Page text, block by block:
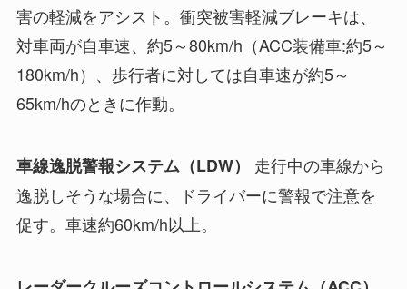
害の軽減をアシスト。衝突被害軽減ブレーキは、
対車両が自車速、約5～80km/h（ACC装備車:約5～
180km/h）、歩行者に対しては自車速が約5～
65km/hのときに作動。
車線逸脱警報システム（LDW） 走行中の車線から
逸脱しそうな場合に、ドライバーに警報で注意を
促す。車速約60km/h以上。